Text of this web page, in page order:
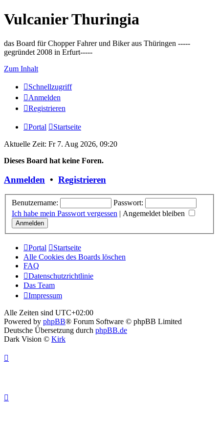
Vulcanier Thuringia
das Board für Chopper Fahrer und Biker aus Thüringen -----
gegründet 2008 in Erfurt-----
Zum Inhalt
Schnellzugriff
Anmelden
Registrieren
Portal Startseite
Aktuelle Zeit: Fr 7. Aug 2026, 09:20
Dieses Board hat keine Foren.
Anmelden • Registrieren
Benutzername:
Passwort:
Ich habe mein Passwort vergessen | Angemeldet bleiben
Portal
Startseite
Alle Cookies des Boards löschen
FAQ
Datenschutzrichtlinie
Das Team
Impressum
Alle Zeiten sind UTC+02:00
Powered by phpBB® Forum Software © phpBB Limited
Deutsche Übersetzung durch phpBB.de
Dark Vision © Kirk